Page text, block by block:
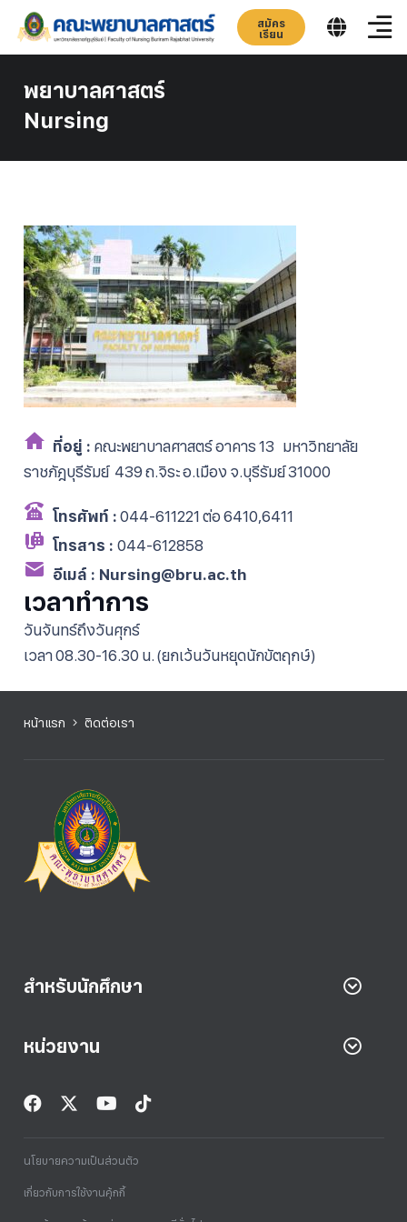
สมัคร
เรียน
พยาบาลศาสตร์
Nursing
ที่อยู่ : คณะพยาบาลศาสตร์ อาคาร 13 มหาวิทยาลัย
ราชภัฎบุรีรัมย์ 439 ถ.จิระ อ.เมือง จ.บุรีรัมย์ 31000
โทรศัพท์ : 044-611221 ต่อ 6410,6411
โทรสาร : 044-612858
อีเมล์ : Nursing@bru.ac.th
เวลาทำการ
วันจันทร์ถึงวันศุกร์
เวลา 08.30-16.30 น. (ยกเว้นวันหยุดนักขัตฤกษ์)
หน้าแรก ติดต่อเรา
สำหรับนักศึกษา
หน่วยงาน
นโยบายความเป็นส่วนตัว
เกี่ยวกับการใช้งานคุ้กกี้